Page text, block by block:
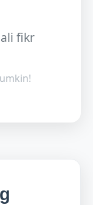
fikr